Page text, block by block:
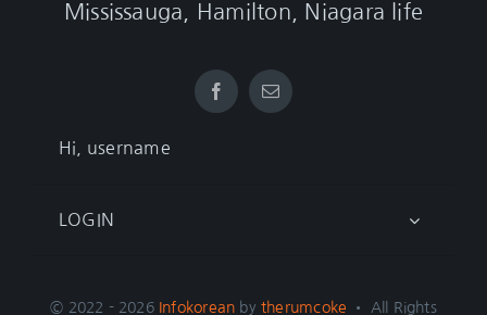
Mississauga, Hamilton, Niagara life
Hi, username
LOGIN
© 2022 - 2026 Infokorean bytherumcoke • All Rights